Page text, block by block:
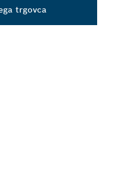
trgovca